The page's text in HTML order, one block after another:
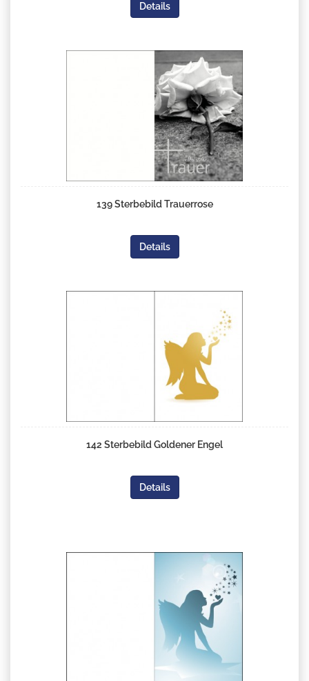
Details
139 Sterbebild Trauerrose
Details
142 Sterbebild Goldener Engel
Details